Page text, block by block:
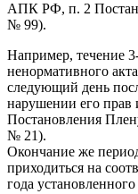
АПК РФ, п. 2
№ 99).
Например, течение
ненормативного
следующий день
нарушении его
Постановления
№ 21).
Окончание же
приходиться на
года